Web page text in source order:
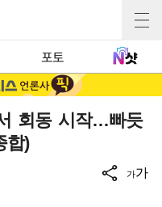
포토
회동 시작…빠듯
합)
가가